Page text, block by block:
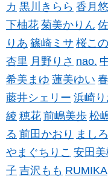
カ 黒川きらら 香月
下柚花 菊美かりん
りあ 篠崎ミサ 桜こ
杏里 月野りさ nao.
希美まゆ 蓮美ゆい
藤井シェリー 浜崎り
綾 穂花 前嶋美歩 松
る 前田かおり まし
やまぐちりこ 安田
子 吉沢もも RUMIKA